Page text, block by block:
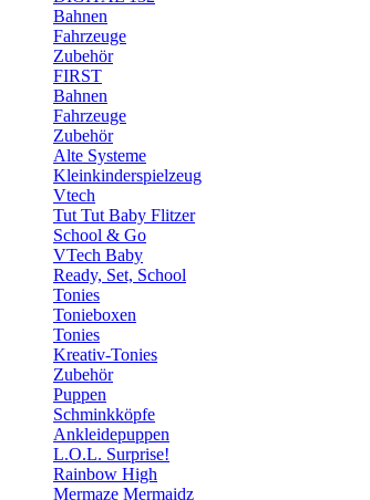
Bahnen
Fahrzeuge
Zubehör
FIRST
Bahnen
Fahrzeuge
Zubehör
Alte Systeme
Kleinkinderspielzeug
Vtech
Tut Tut Baby Flitzer
School & Go
VTech Baby
Ready, Set, School
Tonies
Tonieboxen
Tonies
Kreativ-Tonies
Zubehör
Puppen
Schminkköpfe
Ankleidepuppen
L.O.L. Surprise!
Rainbow High
Mermaze Mermaidz